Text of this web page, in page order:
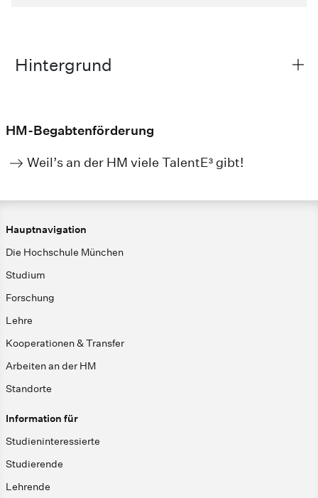
Hintergrund
HM-Begabtenförderung
Weil’s an der HM viele TalentE³ gibt!
Hauptnavigation
Die Hochschule München
Studium
Forschung
Lehre
Kooperationen & Transfer
Arbeiten an der HM
Standorte
Information für
Studieninteressierte
Studierende
Lehrende